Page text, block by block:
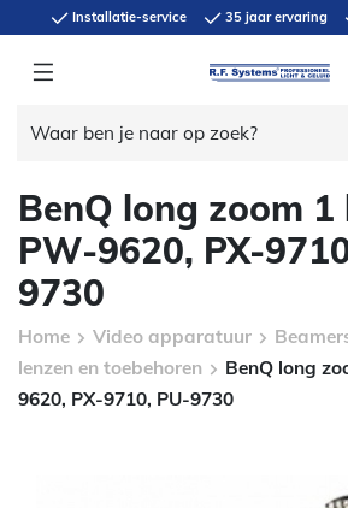
Installatie-service 35 jaar ervaring
BenQ long zoom 1
PW-9620, PX-
9730
Home Video apparatuur
lenzen en toebehoren
BenQ long
9620, PX-9710, PU-9730